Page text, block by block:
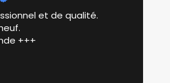
et de qualité.
+++